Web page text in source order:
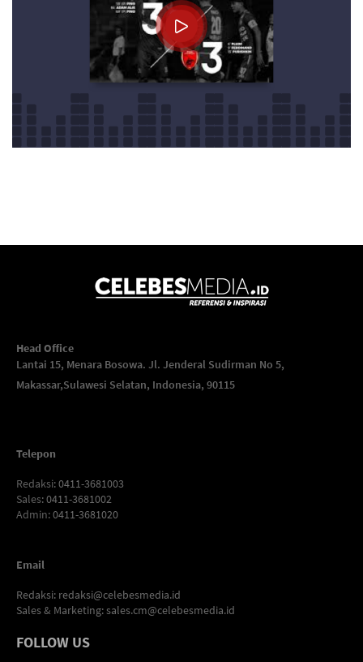
Head Office
Lantai 15, Menara Bosowa. Jl. Jenderal Sudirman No 5,
Makassar,Sulawesi Selatan, Indonesia, 90115
Telepon
Redaksi: 0411-3681003
Sales: 0411-3681002
Admin: 0411-3681020
Email
Redaksi: redaksi@celebesmedia.id
Sales & Marketing:sales.cm@celebesmedia.id
FOLLOW US